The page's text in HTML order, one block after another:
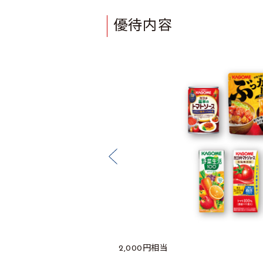
優待内容
2,000円相当